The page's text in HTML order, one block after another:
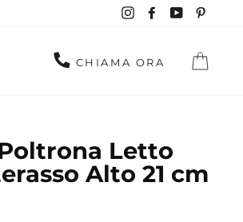
Instagram
Facebook
YouTube
CHIAMA ORA
Poltrona Letto
Alto 21 cm